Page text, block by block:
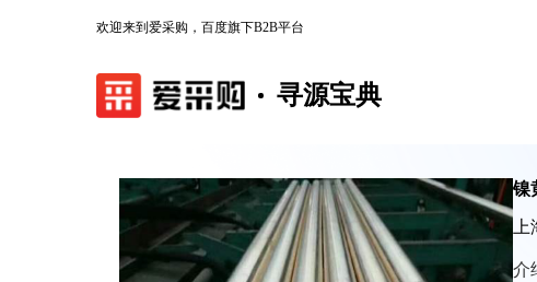
欢迎来到爱采购，百度旗下B2B平台
寻源宝典
镍
介